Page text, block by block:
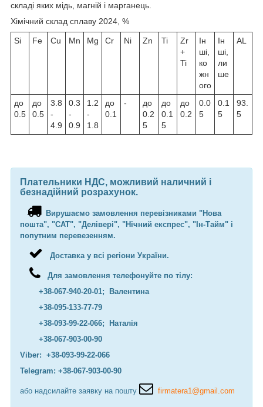
складі яких мідь, магній і марганець.
Хімічний склад сплаву 2024, %
Si Fe Cu Mn Mg Cr Ni Zn Ti
Zr
+
Ti
Ін
ші,
ко
жн
ого
Ін
ші,
ли
ше
АL
до
0.5
до
0.5
3.8
-
4.9
0.3
-
0.9
1.2
-
1.8
до
0.1
-
до
0.2
5
до
0.1
5
до
0.2
0.0
5
0.1
5
93.
5
Плательники НДС, можливий наличний і
безнадійний розрахунок.
Вирушаємо замовлення перевізниками "Нова
пошта", "САТ", "Делівері", "Нічний експрес", "Ін-Тайм" і
попутним перевезенням.
Доставка у всі регіони України.
Для замовлення телефонуйте по тілу:
+38-067-940-20-01; Валентина
+38-095-133-77-79
+38-093-99-22-066; Наталія
+38-067-903-00-90
Viber: +38-093-99-22-066
Telegram: +38-067-903-00-90
або надсилайте заявку на пошту firmatera1@gmail.com